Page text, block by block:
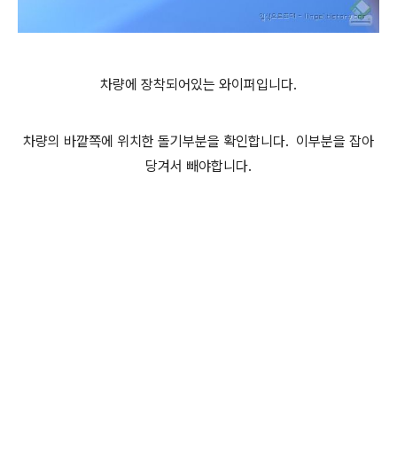
차량에 장착되어있는 와이퍼입니다.
차량의 바깥쪽에 위치한 돌기부분을 확인합니다. 이부분을 잡아
당겨서 빼야합니다.